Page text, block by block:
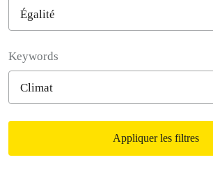
Keywords
Appliquer les filtres